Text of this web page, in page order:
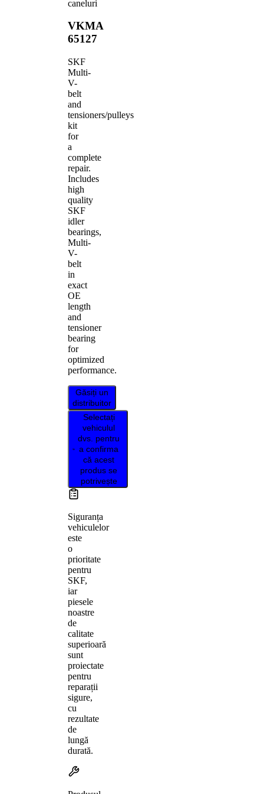
caneluri
VKMA
65127
SKF
Multi-
V-
belt
and
tensioners/pulleys
kit
for
a
complete
repair.
Includes
high
quality
SKF
idler
bearings,
Multi-
V-
belt
in
exact
OE
length
and
tensioner
bearing
for
optimized
performance.
Găsiți un
distribuitor
Selectați
vehiculul
dvs. pentru
a confirma
că acest
produs se
potrivește
Siguranța
vehiculelor
este
o
prioritate
pentru
SKF,
iar
piesele
noastre
de
calitate
superioară
sunt
proiectate
pentru
reparații
sigure,
cu
rezultate
de
lungă
durată.